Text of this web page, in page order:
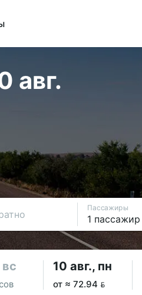
авг.
Пассажиры
вс 10 авг., пн
от ≈ 72.94 